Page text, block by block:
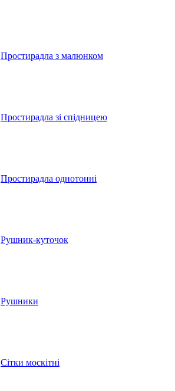
Простирадла з малюнком
Простирадла зі спідницею
Простирадла однотонні
Рушник-куточок
Рушники
Сітки москітні